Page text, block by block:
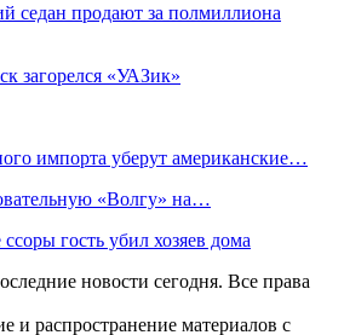
седан продают за полмиллиона
загорелся «УАЗик»
импорта уберут американские…
«Волгу» на…
гость убил хозяев дома
новости сегодня. Все права
и распространение материалов с